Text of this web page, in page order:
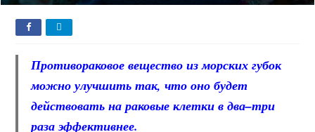
Противораковое вещество из морских губок
можно улучшить так, что оно будет
действовать на раковые клетки в два–три
раза эффективнее.